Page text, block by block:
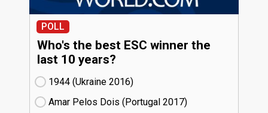
POLL
Who's the best ESC winner the
last 10 years?
1944 (Ukraine
16)
Amar Pelos Dois (Portugal
17)